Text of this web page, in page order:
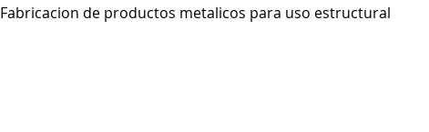
Fabricacion de productos metalicos para uso estructural